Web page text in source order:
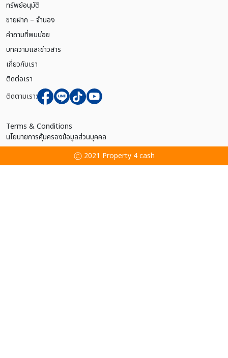
ทรัพย์อนุมัติ
ขายฝาก – จำนอง
คำถามที่พบบ่อย
บทความและข่าวสาร
เกี่ยวกับเรา
ติดต่อเรา
ติดตามเรา:
Terms & Conditions
นโยบายการคุ้มครองข้อมูลส่วนบุคคล
2021 Property 4 cash